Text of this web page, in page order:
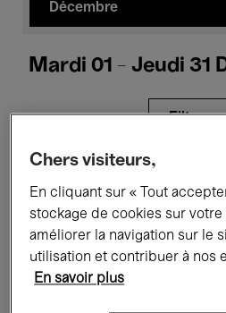
Décembre
Mardi 01 - Jeudi 31
Filtres
Expositions Films
Rencontres & Débats
Chers visiteurs,
En cliquant sur « Tout
stockage de cookies sur
améliorer la navigation sur le
utilisation et contribuer à nos
En savoir plus